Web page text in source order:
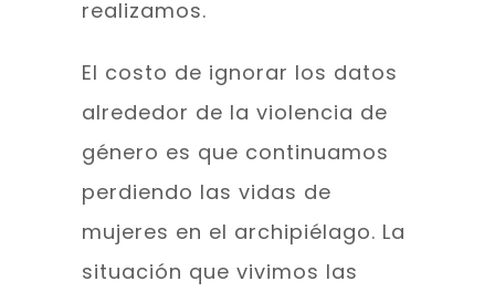
realizamos.
El costo de ignorar los datos
alrededor de la violencia de
género es que continuamos
perdiendo las vidas de
mujeres en el archipiélago. La
situación que vivimos las